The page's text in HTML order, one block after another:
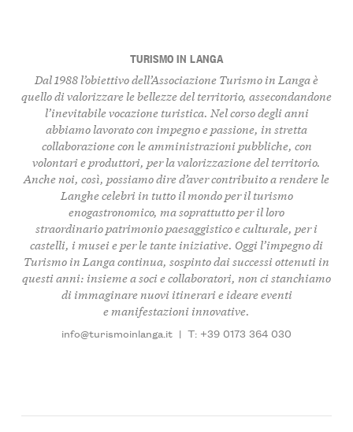
TURISMO IN LANGA
Dal 1988 l’obiettivo dell’Associazione Turismo in Langa è
quello divalorizzare le bellezze del territorio, assecondandone
l’inevitabile vocazione turistica. Nel corso degli anni
abbiamo lavorato con impegno e passione, in stretta
collaborazione con le amministrazioni pubbliche, con
volontari e produttori, per la valorizzazione del territorio.
Anche noi, così, possiamo dire d’aver contribuito a rendere le
Langhe celebri in tutto il mondo per il turismo
enogastronomico, ma soprattutto per il loro
straordinariopatrimonio paesaggistico e culturale, per i
castelli, i museie per le tante iniziative. Oggi l’impegno di
Turismo in Langa continua, sospinto dai successi ottenuti in
questi anni: insieme a soci e collaboratori, non ci stanchiamo
di immaginare nuovi itinerari e ideare eventi
e manifestazioni innovative.
info@turismoinlanga.it | T: +39 0173 364 030